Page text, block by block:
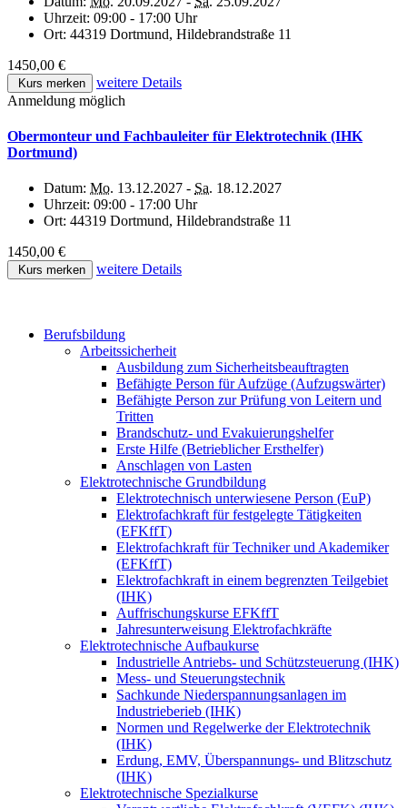
Uhrzeit: 09:00 - 17:00 Uhr
Ort: 44319 Dortmund, Hildebrandstraße 11
1450,00 €
Kurs merken
weitere Details
Anmeldung möglich
Obermonteur und Fachbauleiter für Elektrotechnik (IHK
Dortmund)
Datum: Mo. 13.12.2027 - Sa. 18.12.2027
Uhrzeit: 09:00 - 17:00 Uhr
Ort: 44319 Dortmund, Hildebrandstraße 11
1450,00 €
Kurs merken weitere Details
Berufsbildung
Arbeitssicherheit
Ausbildung zum Sicherheitsbeauftragten
Befähigte Person für Aufzüge (Aufzugswärter)
Befähigte Person zur Prüfung von Leitern und
Tritten
Brandschutz- und Evakuierungshelfer
Erste Hilfe (Betrieblicher Ersthelfer)
Anschlagen von Lasten
Elektrotechnische Grundbildung
Elektrotechnisch unterwiesene Person (EuP)
Elektrofachkraft für festgelegte Tätigkeiten
(EFKffT)
Elektrofachkraft für Techniker und Akademiker
(EFKffT)
Elektrofachkraft in einem begrenzten Teilgebiet
(IHK)
Auffrischungskurse EFKffT
Jahresunterweisung Elektrofachkräfte
Elektrotechnische Aufbaukurse
Industrielle Antriebs- und Schützsteuerung (IHK)
Mess- und Steuerungstechnik
Sachkunde Niederspannungsanlagen im
Industrieberieb (IHK)
Normen und Regelwerke der Elektrotechnik
(IHK)
Erdung, EMV, Überspannungs- und Blitzschutz
(IHK)
Elektrotechnische Spezialkurse